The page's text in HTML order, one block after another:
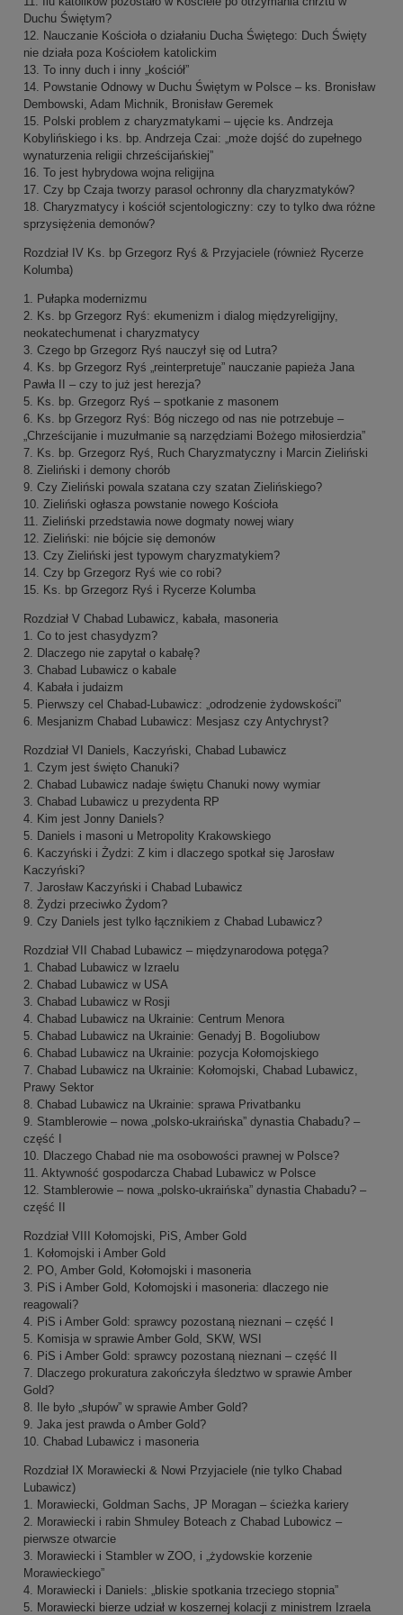
Duchu Świętym?
12. Nauczanie Kościoła o działaniu Ducha Świętego: Duch Święty
nie działa poza Kościołem katolickim
13. To inny duch i inny „kościół”
14. Powstanie Odnowy w Duchu Świętym w Polsce – ks. Bronisław
Dembowski, Adam Michnik, Bronisław Geremek
15. Polski problem z charyzmatykami – ujęcie ks. Andrzeja
Kobylińskiego i ks. bp. Andrzeja Czai: „może dojść do zupełnego
wynaturzenia religii chrześcijańskiej”
16. To jest hybrydowa wojna religijna
17. Czy bp Czaja tworzy parasol ochronny dla charyzmatyków?
18. Charyzmatycy i kościół scjentologiczny: czy to tylko dwa różne
sprzysiężenia demonów?
Rozdział IV Ks. bp Grzegorz Ryś & Przyjaciele (również Rycerze
Kolumba)
1. Pułapka modernizmu
2. Ks. bp Grzegorz Ryś: ekumenizm i dialog międzyreligijny,
neokatechumenat i charyzmatycy
3. Czego bp Grzegorz Ryś nauczył się od Lutra?
4. Ks. bp Grzegorz Ryś „reinterpretuje” nauczanie papieża Jana
Pawła II – czy to już jest herezja?
5. Ks. bp. Grzegorz Ryś – spotkanie z masonem
6. Ks. bp Grzegorz Ryś: Bóg niczego od nas nie potrzebuje –
„Chrześcijanie i muzułmanie są narzędziami Bożego miłosierdzia”
7. Ks. bp. Grzegorz Ryś, Ruch Charyzmatyczny i Marcin Zieliński
8. Zieliński i demony chorób
9. Czy Zieliński powala szatana czy szatan Zielińskiego?
10. Zieliński ogłasza powstanie nowego Kościoła
11. Zieliński przedstawia nowe dogmaty nowej wiary
12. Zieliński: nie bójcie się demonów
13. Czy Zieliński jest typowym charyzmatykiem?
14. Czy bp Grzegorz Ryś wie co robi?
15. Ks. bp Grzegorz Ryś i Rycerze Kolumba
Rozdział V Chabad Lubawicz, kabała, masoneria
1. Co to jest chasydyzm?
2. Dlaczego nie zapytał o kabałę?
3. Chabad Lubawicz o kabale
4. Kabała i judaizm
5. Pierwszy cel Chabad-Lubawicz: „odrodzenie żydowskości”
6. Mesjanizm Chabad Lubawicz: Mesjasz czy Antychryst?
Rozdział VI Daniels, Kaczyński, Chabad Lubawicz
1. Czym jest święto Chanuki?
2. Chabad Lubawicz nadaje świętu Chanuki nowy wymiar
3. Chabad Lubawicz u prezydenta RP
4. Kim jest Jonny Daniels?
5. Daniels i masoni u Metropolity Krakowskiego
6. Kaczyński i Żydzi: Z kim i dlaczego spotkał się Jarosław
Kaczyński?
7. Jarosław Kaczyński i Chabad Lubawicz
8. Żydzi przeciwko Żydom?
9. Czy Daniels jest tylko łącznikiem z Chabad Lubawicz?
Rozdział VII Chabad Lubawicz – międzynarodowa potęga?
1. Chabad Lubawicz w Izraelu
2. Chabad Lubawicz w USA
3. Chabad Lubawicz w Rosji
4. Chabad Lubawicz na Ukrainie: Centrum Menora
5. Chabad Lubawicz na Ukrainie: Genadyj B. Bogoliubow
6. Chabad Lubawicz na Ukrainie: pozycja Kołomojskiego
7. Chabad Lubawicz na Ukrainie: Kołomojski, Chabad Lubawicz,
Prawy Sektor
8. Chabad Lubawicz na Ukrainie: sprawa Privatbanku
9. Stamblerowie – nowa „polsko-ukraińska” dynastia Chabadu? –
część I
10. Dlaczego Chabad nie ma osobowości prawnej w Polsce?
11. Aktywność gospodarcza Chabad Lubawicz w Polsce
12. Stamblerowie – nowa „polsko-ukraińska” dynastia Chabadu? –
część II
Rozdział VIII Kołomojski, PiS, Amber Gold
1. Kołomojski i Amber Gold
2. PO, Amber Gold, Kołomojski i masoneria
3. PiS i Amber Gold, Kołomojski i masoneria: dlaczego nie
reagowali?
4. PiS i Amber Gold: sprawcy pozostaną nieznani – część I
5. Komisja w sprawie Amber Gold, SKW, WSI
6. PiS i Amber Gold: sprawcy pozostaną nieznani – część II
7. Dlaczego prokuratura zakończyła śledztwo w sprawie Amber
Gold?
8. Ile było „słupów” w sprawie Amber Gold?
9. Jaka jest prawda o Amber Gold?
10. Chabad Lubawicz i masoneria
Rozdział IX Morawiecki & Nowi Przyjaciele (nie tylko Chabad
Lubawicz)
1. Morawiecki, Goldman Sachs, JP Moragan – ścieżka kariery
2. Morawiecki i rabin Shmuley Boteach z Chabad Lubowicz –
pierwsze otwarcie
3. Morawiecki i Stambler w ZOO, i „żydowskie korzenie
Morawieckiego”
4. Morawiecki i Daniels: „bliskie spotkania trzeciego stopnia”
5. Morawiecki bierze udział w koszernej kolacji z ministrem Izraela